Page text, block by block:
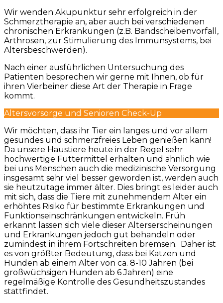
Wir wenden Akupunktur sehr erfolgreich in der
Schmerztherapie an, aber auch bei verschiedenen
chronischen Erkrankungen (z.B. Bandscheibenvorfall,
Arthrosen, zur Stimulierung des Immunsystems, bei
Altersbeschwerden).
Nach einer ausführlichen Untersuchung des
Patienten besprechen wir gerne mit Ihnen, ob für
ihren Vierbeiner diese Art der Therapie in Frage
kommt.
Altersvorsorge und Senioren Check-Up
Wir möchten, dass ihr Tier ein langes und vor allem
gesundes und schmerzfreies Leben genießen kann!
Da unsere Haustiere heute in der Regel sehr
hochwertige Futtermittel erhalten und ähnlich wie
bei uns Menschen auch die medizinische Versorgung
insgesamt sehr viel besser geworden ist, werden auch
sie heutzutage immer älter. Dies bringt es leider auch
mit sich, dass die Tiere mit zunehmendem Alter ein
erhöhtes Risiko für bestimmte Erkrankungen und
Funktionseinschränkungen entwickeln. Früh
erkannt lassen sich viele dieser Alterserscheinungen
und Erkrankungen jedoch gut behandeln oder
zumindest in ihrem Fortschreiten bremsen. Daher ist
es von größter Bedeutung, dass bei Katzen und
Hunden ab einem Alter von ca. 8-10 Jahren (bei
großwüchsigen Hunden ab 6 Jahren) eine
regelmäßige Kontrolle des Gesundheitszustandes
stattfindet.